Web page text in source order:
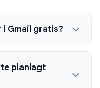
Gmail gratis?
planlagt